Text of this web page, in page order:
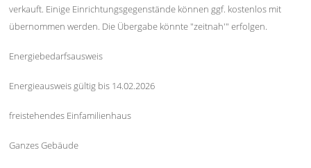
verkauft. Einige Einrichtungsgegenstände können ggf. kostenlos mit
übernommen werden. Die Übergabe könnte "zeitnah'" erfolgen.
Energiebedarfsausweis
Energieausweis gültig bis 14.02.2026
freistehendes Einfamilienhaus
Ganzes Gebäude